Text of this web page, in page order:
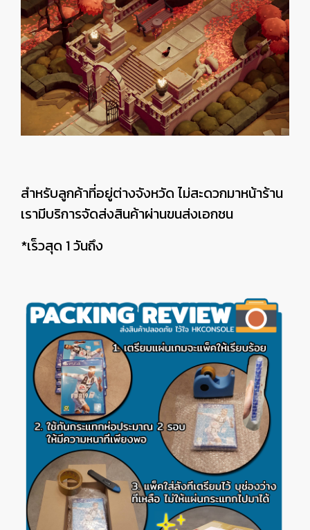
สำหรับลูกค้าที่อยู่ต่างจังหวัด ไม่สะดวกมาหน้าร้าน
เรามีบริการจัดส่งสินค้าผ่านขนส่งเอกชน
*เร็วสุด 1 วันถึง